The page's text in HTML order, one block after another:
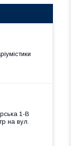
1-В
на вул.